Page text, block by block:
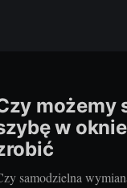
możemy
w
samodzielna